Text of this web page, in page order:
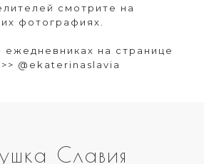
смотрите на
фотографиях.
на странице
@ekaterinaslavia
Славия